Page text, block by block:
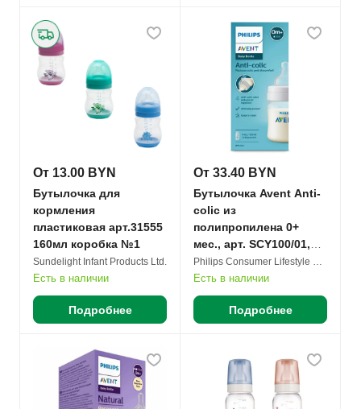
От 13.00 BYN
Бутылочка для
кормления
пластиковая арт.31555
160мл коробка №1
Sundelight Infant Products Ltd.
Есть в наличии
Подробнее
От 33.40 BYN
Бутылочка Avent Anti-
colic из
полипропилена 0+
мес., арт. SCY100/01,
88103 125мл №1
Philips Consumer Lifestyle B.V.
Есть в наличии
Подробнее